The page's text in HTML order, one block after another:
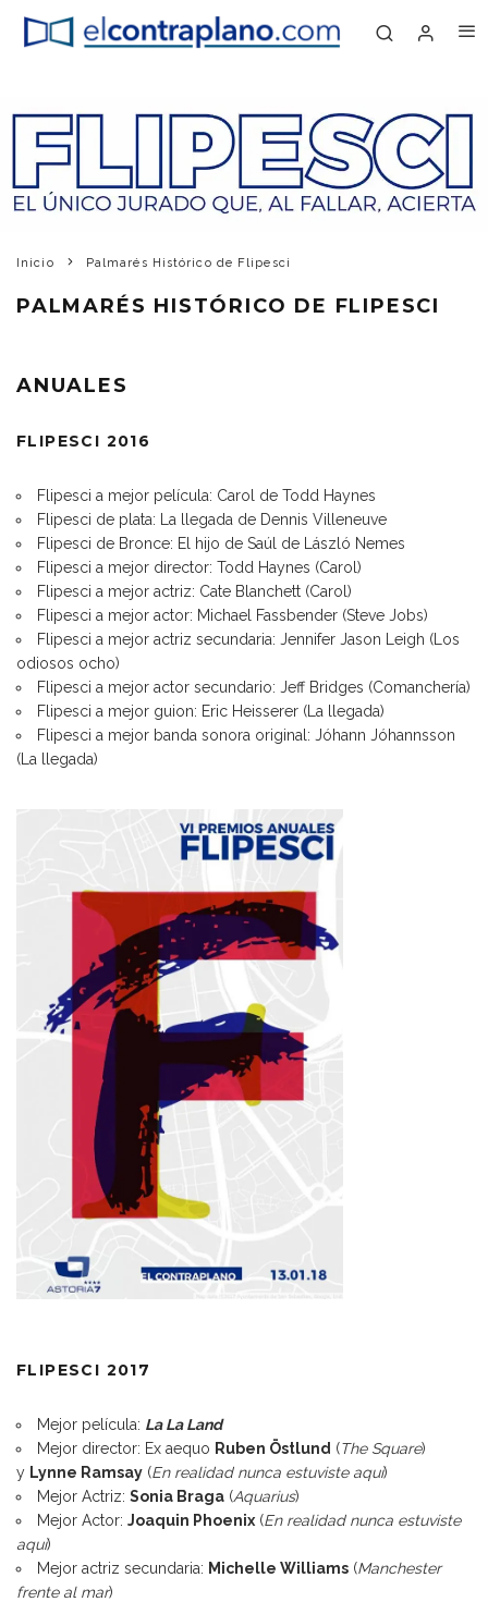
Inicio Palmarés Histórico de Flipesci
PALMARÉS HISTÓRICO DE FLIPESCI
ANUALES
FLIPESCI 2016
Flipesci a mejor película: Carol de Todd Haynes
Flipesci de plata: La llegada de Dennis Villeneuve
Flipesci de Bronce: El hijo de Saúl de László Nemes
Flipesci a mejor director: Todd Haynes (Carol)
Flipesci a mejor actriz: Cate Blanchett (Carol)
Flipesci a mejor actor: Michael Fassbender (Steve Jobs)
Flipesci a mejor actriz secundaria: Jennifer Jason Leigh (Los
odiosos ocho)
Flipesci a mejor actor secundario: Jeff Bridges (Comanchería)
Flipesci a mejor guion: Eric Heisserer (La llegada)
Flipesci a mejor banda sonora original: Jóhann Jóhannsson
(La llegada)
FLIPESCI 2017
Mejor película: La La Land
Mejor director: Ex aequo Ruben Östlund (The Square)
y Lynne Ramsay (En realidad nunca estuviste aquí)
Mejor Actriz: Sonia Braga (Aquarius)
Mejor Actor: Joaquin Phoenix (En realidad nunca estuviste
aquí)
Mejor actriz secundaria: Michelle Williams (Manchester
frente al mar)